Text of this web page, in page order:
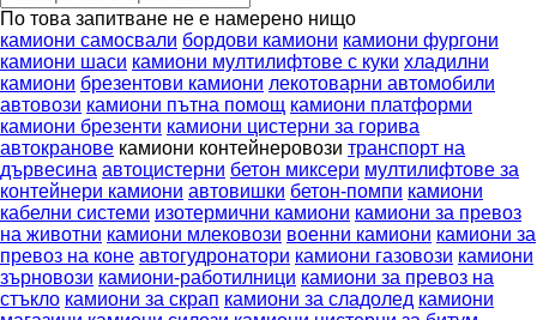
По това запитване не е намерено нищо
камиони самосвали бордови камиони камиони фургони
камиони шаси камиони мултилифтове с куки хладилни
камиони брезентови камиони лекотоварни автомобили
автовози камиони пътна помощ камиони платформи
камиони брезенти камиони цистерни за горива
автокранове камиони контейнеровози транспорт на
дървесина автоцистерни бетон миксери мултилифтове за
контейнери камиони автовишки бетон-помпи камиони
кабелни системи изотермични камиони камиони за превоз
на животни камиони млековози военни камиони камиони за
превоз на коне автогудронатори камиони газовози камиони
зърновози камиони-работилници камиони за превоз на
стъкло камиони за скрап камиони за сладолед камиони